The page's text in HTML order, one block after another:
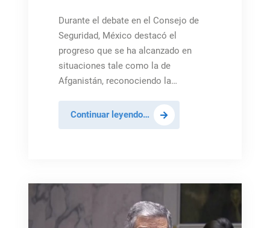
Durante el debate en el Consejo de
Seguridad, México destacó el
progreso que se ha alcanzado en
situaciones tale como la de
Afganistán, reconociendo la…
Continuar leyendo…México,
en
unilaterales
de